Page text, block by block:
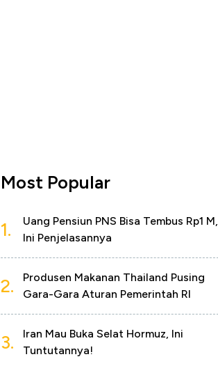
Most Popular
1.
Uang Pensiun PNS Bisa Tembus Rp1 M,
Ini Penjelasannya
2.
Produsen Makanan Thailand Pusing
Gara-Gara Aturan Pemerintah RI
3.
Iran Mau Buka Selat Hormuz, Ini
Tuntutannya!